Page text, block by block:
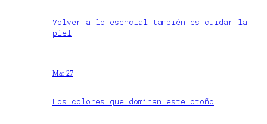
Volver a lo esencial también es cuidar la
piel
Mar 27
Los colores que dominan este otoño